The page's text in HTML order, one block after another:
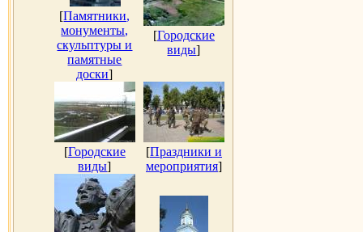
[Памятники,
монументы,
скульптуры и
памятные
доски]
[Городские
виды]
[Городские
виды]
[Праздники и
мероприятия]